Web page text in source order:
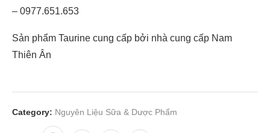
– 0977.651.653
Sản phẩm Taurine cung cấp bởi nhà cung cấp Nam
Thiên Ân
Category: Nguyên Liệu Sữa & Dược Phẩm